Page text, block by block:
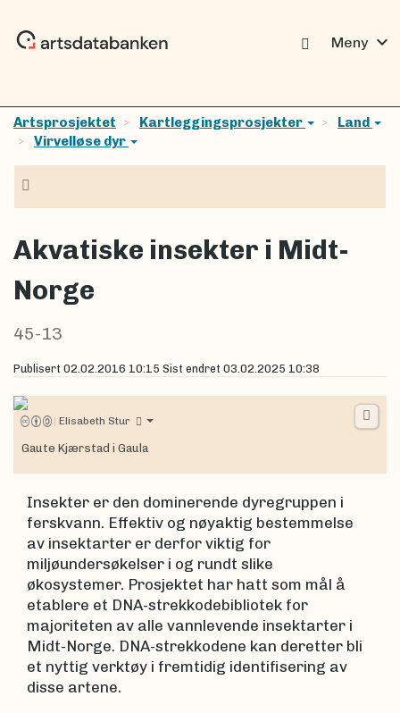
Meny expand_more
Artsprosjektet Kartleggingsprosjekter
Land
Virvelløse dyr
Akvatiske insekter i Midt-
Norge
45-13
Publisert 02.02.2016 10:15 Sist endret 03.02.2025 10:38
| Elisabeth Stur
Gaute Kjærstad i Gaula
Insekter er den dominerende dyregruppen i
ferskvann. Effektiv og nøyaktig bestemmelse
av insektarter er derfor viktig for
miljøundersøkelser i og rundt slike
økosystemer. Prosjektet har hatt som mål å
etablere et DNA-strekkodebibliotek for
majoriteten av alle vannlevende insektarter i
Midt-Norge. DNA-strekkodene kan deretter bli
et nyttig verktøy i fremtidig identifisering av
disse artene.